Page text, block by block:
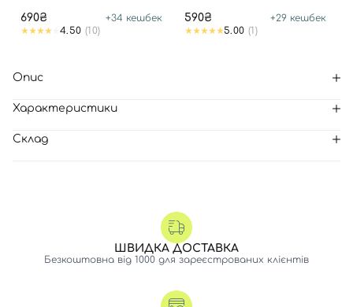
690₴ +34 кешбек
4.50 (10)
590₴ +29 кешбек
5.00 (1)
Опис
Характеристики
Склад
ШВИДКА ДОСТАВКА
Безкоштовна від 1000 для зареєстрованих клієнтів